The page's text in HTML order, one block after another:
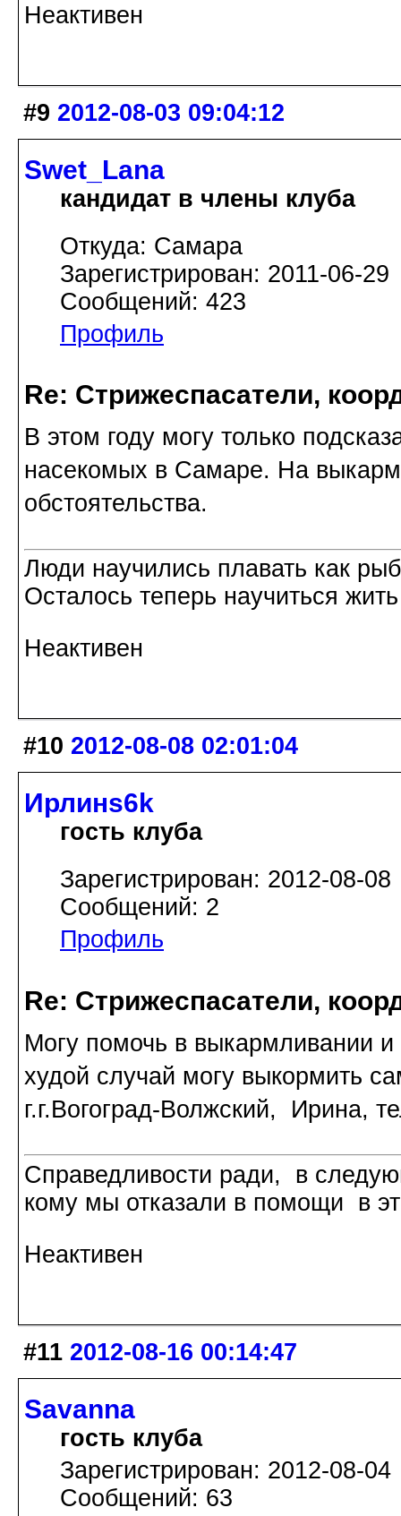
Неактивен
#9 2012-08-03 09:04:12
Swet_Lana
кандидат в члены клуба
Откуда: Самара
Зарегистрирован: 2011-06-29
Сообщений: 423
Профиль
Re: Стрижеспасатели,
В этом году могу только
насекомых в Самаре. На
обстоятельства.
Люди научились плавать как
Осталось теперь научиться
Неактивен
#10 2012-08-08 02:01:04
Ирлинs6k
гость клуба
Зарегистрирован: 2012-08-08
Сообщений: 2
Профиль
Re: Стрижеспасатели,
Могу помочь в выкармливании и
худой случай могу выкормить
г.г.Вогоград-Волжский, Ирина,
Справедливости ради, в
кому мы отказали в помощи в
Неактивен
#11 2012-08-16 00:14:47
Savanna
гость клуба
Зарегистрирован: 2012-08-04
Сообщений: 63